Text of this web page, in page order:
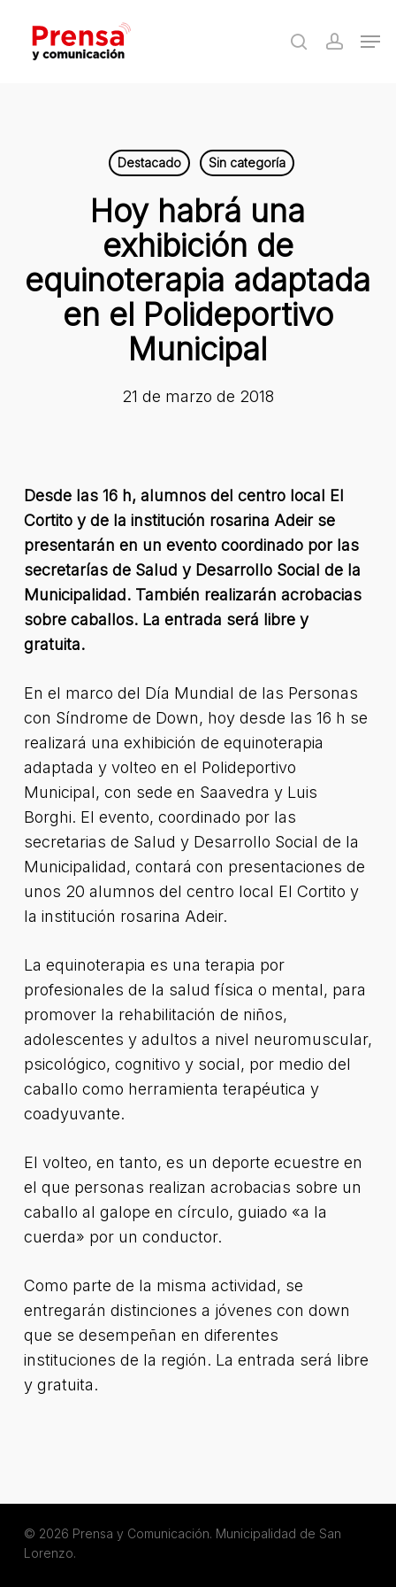
main
search
Destacado Sin categoría
Hoy habrá una
exhibición de
equinoterapia adaptada
en el Polideportivo
Municipal
21 de marzo de 2018
Desde las 16 h, alumnos del centro local El
Cortito y de la institución rosarina Adeir se
presentarán en un evento coordinado por las
secretarías de Salud y Desarrollo Social de la
Municipalidad. También realizarán acrobacias
sobre caballos. La entrada será libre y
gratuita.
En el marco del Día Mundial de las Personas
con Síndrome de Down, hoy desde las 16 h se
realizará una exhibición de equinoterapia
adaptada y volteo en el Polideportivo
Municipal, con sede en Saavedra y Luis
Borghi. El evento, coordinado por las
secretarias de Salud y Desarrollo Social de la
Municipalidad, contará con presentaciones de
unos 20 alumnos del centro local El Cortito y
la institución rosarina Adeir.
La equinoterapia es una terapia por
profesionales de la salud física o mental, para
promover la rehabilitación de niños,
adolescentes y adultos a nivel neuromuscular,
psicológico, cognitivo y social, por medio del
caballo como herramienta terapéutica y
coadyuvante.
El volteo, en tanto, es un deporte ecuestre en
el que personas realizan acrobacias sobre un
caballo al galope en círculo, guiado «a la
cuerda» por un conductor.
Como parte de la misma actividad, se
entregarán distinciones a jóvenes con down
que se desempeñan en diferentes
instituciones de la región. La entrada será libre
y gratuita.
© 2026 Prensa y Comunicación. Municipalidad de San
Lorenzo.